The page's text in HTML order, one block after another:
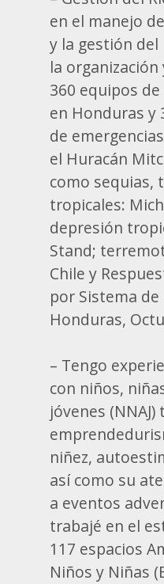
en el manejo
y la gestión
la
360 equipos
en Honduras y
de
el Huracán
como sequias,
tropicales:
depresión
Stand;
Chile y
por Sistema
Honduras,
– Tengo
con niños,
jóvenes (NNAJ)
niñez,
así como su
a eventos
trabajé en el
117 espacios
Niños y Niñas